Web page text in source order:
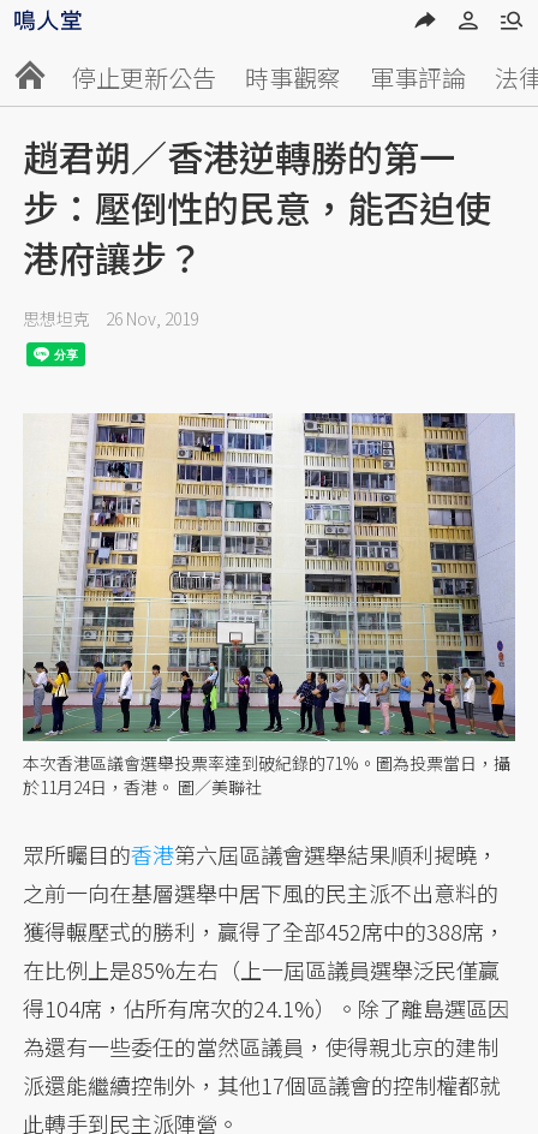
停止更新公告 時事觀察 軍事評論 法
趙君朔／香港逆轉勝的第一
步：壓倒性的民意，能否迫使
港府讓步？
思想坦克 26 Nov, 2019
本次香港區議會選舉投票率達到破紀錄的71%。圖為投票當日，攝
於11月24日，香港。 圖／美聯社
眾所矚目的香港第六屆區議會選舉結果順利揭曉，
之前一向在基層選舉中居下風的民主派不出意料的
獲得輾壓式的勝利，贏得了全部452席中的388席，
在比例上是85%左右（上一屆區議員選舉泛民僅贏
得104席，佔所有席次的24.1%）。除了離島選區因
為還有一些委任的當然區議員，使得親北京的建制
派還能繼續控制外，其他17個區議會的控制權都就
此轉手到民主派陣營。